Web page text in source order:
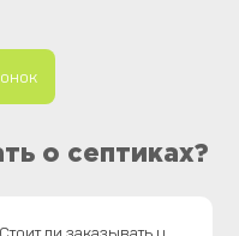
о септиках?